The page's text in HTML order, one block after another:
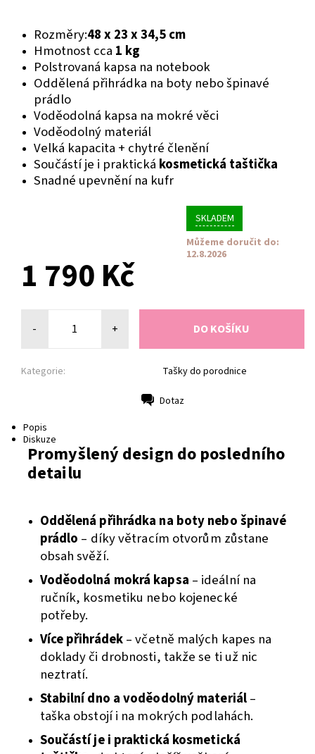
Rozměry:48 x 23 x 34,5 cm
Hmotnost cca 1 kg
Polstrovaná kapsa na notebook
Oddělená přihrádka na boty nebo špinavé
prádlo
Voděodolná kapsa na mokré věci
Voděodolný materiál
Velká kapacita + chytré členění
Součástí je i praktická kosmetická taštička
Snadné upevnění na kufr
SKLADEM
Můžeme doručit do:
12.8.2026
1 790 Kč
- +
Kategorie: Tašky do porodnice
Dotaz
Popis
Diskuze
Promyšlený design do posledního
detailu
Oddělená přihrádka na boty nebo špinavé
prádlo – díky větracím otvorům zůstane
obsah svěží.
Voděodolná mokrá kapsa – ideální na
ručník, kosmetiku nebo kojenecké
potřeby.
Více přihrádek– včetně malých kapes na
doklady či drobnosti, takže se ti už nic
neztratí.
Stabilní dno a voděodolný materiál–
taška obstojí i na mokrých podlahách.
Součástí je i praktická kosmetická